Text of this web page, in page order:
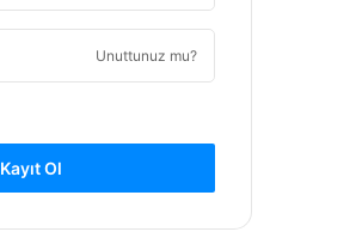
Unuttunuz mu?
Kayıt Ol